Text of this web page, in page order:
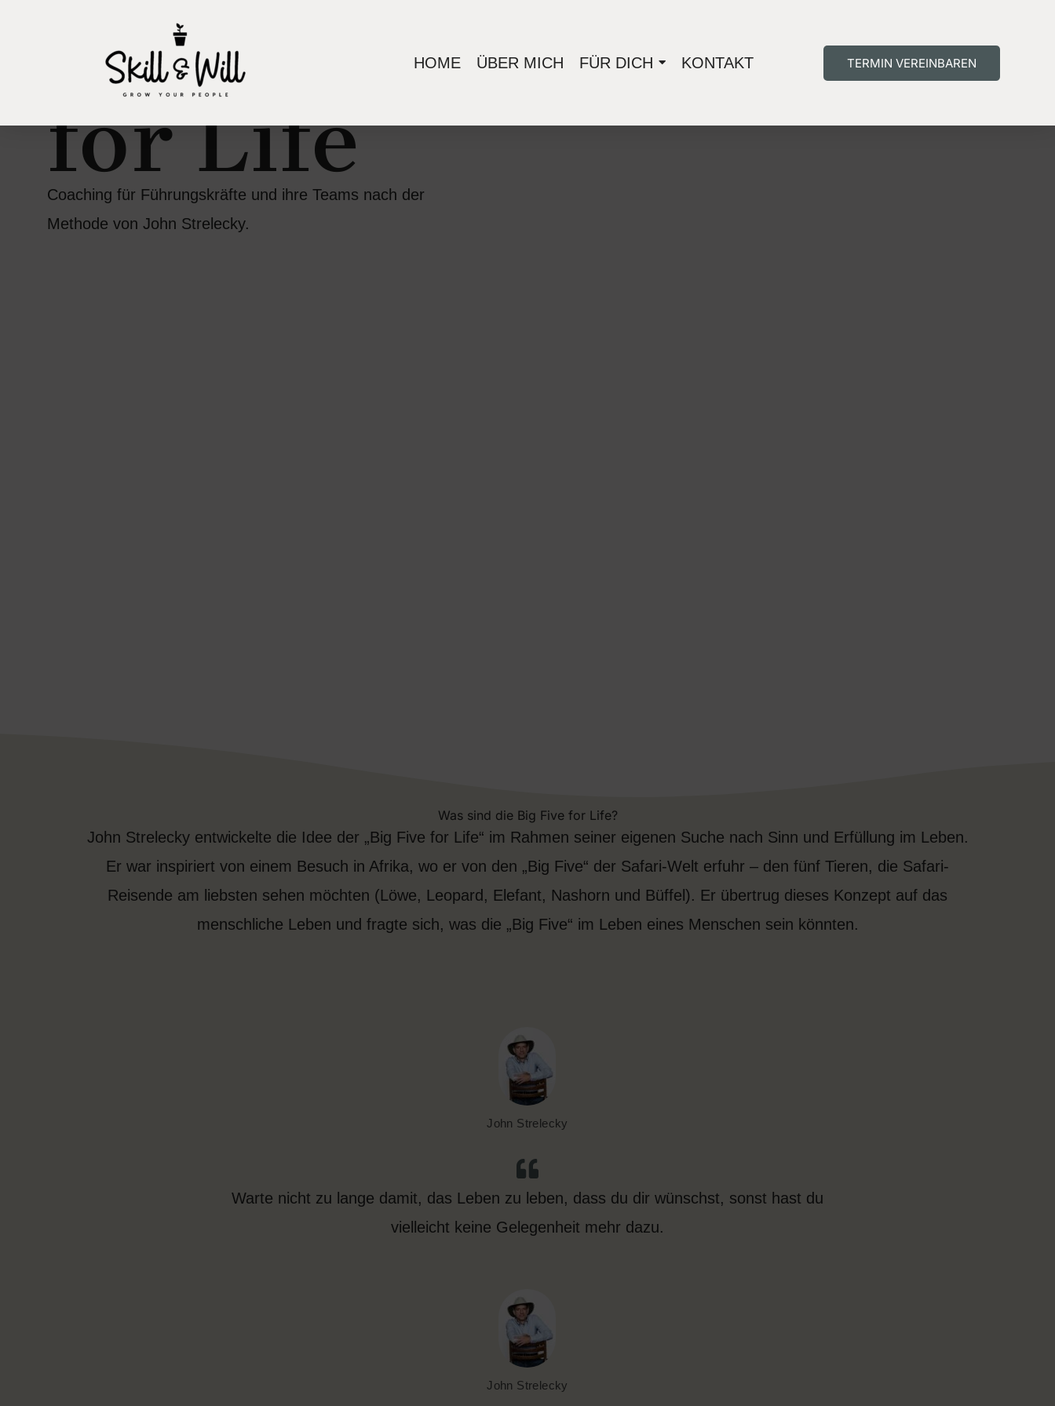
HOME ÜBER MICH FÜR DICH KONTAKT TERMIN VEREINBAREN
Big Five
for Life
Coaching für Führungskräfte und ihre Teams nach der
Methode von John Strelecky.
Was sind die Big Five for Life?
John Strelecky entwickelte die Idee der „Big Five for Life“ im Rahmen seiner eigenen Suche nach Sinn und Erfüllung im Leben.
Er war inspiriert von einem Besuch in Afrika, wo er von den „Big Five“ der Safari-Welt erfuhr – den fünf Tieren, die Safari-
Reisende am liebsten sehen möchten (Löwe, Leopard, Elefant, Nashorn und Büffel). Er übertrug dieses Konzept auf das
menschliche Leben und fragte sich, was die „Big Five“ im Leben eines Menschen sein könnten.
John Strelecky
Warte nicht zu lange damit, das Leben zu leben, dass du dir wünschst, sonst hast du
vielleicht keine Gelegenheit mehr dazu.
John Strelecky